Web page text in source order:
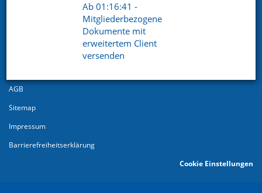
Ab 01:16:41 -
Mitgliederbezogene
Dokumente mit
erweitertem Client
versenden
AGB
Sitemap
Impressum
Barrierefreiheitserklärung
Cookie Einstellungen